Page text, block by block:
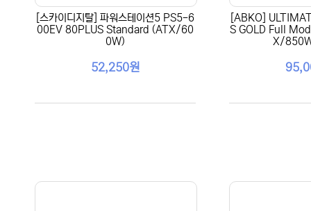
[스카이디지탈] 파워스테이션5 PS5-6
00EV 80PLUS Standard (ATX/60
0W)
52,250원
[ABKO]
S GOLD Full
X/